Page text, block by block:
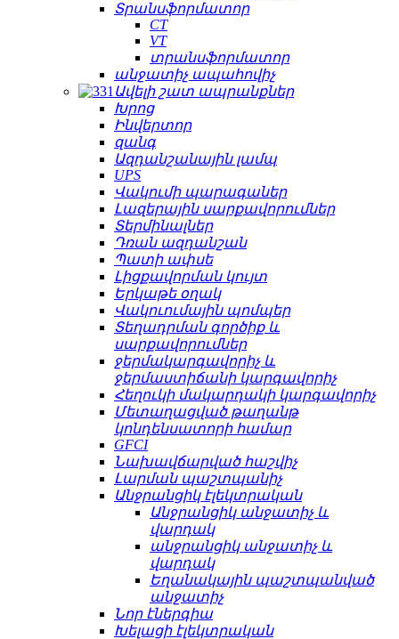
Տրանսֆորմատոր
CT
VT
տրանսֆորմատոր
անջատիչ ապահովիչ
Ավելի շատ ապրանքներ
Խրոց
Ինվերտոր
զանգ
Ազդանշանային լամպ
UPS
Վակումի պարագաներ
Լազերային սարքավորումներ
Տերմինալներ
Դռան ազդանշան
Պատի ափսե
Լիցքավորման կույտ
Երկաթե օղակ
Վակուումային պոմպեր
Տեղադրման գործիք և
սարքավորումներ
ջերմակարգավորիչ և
ջերմաստիճանի կարգավորիչ
Հեղուկի մակարդակի կարգավորիչ
Մետաղացված թաղանթ
կոնդենսատորի համար
GFCI
Նախավճարված հաշվիչ
Լարման պաշտպանիչ
Անջրանցիկ էլեկտրական
Անջրանցիկ անջատիչ և
վարդակ
անջրանցիկ անջատիչ և
վարդակ
Եղանակային պաշտպանված
անջատիչ
Նոր էներգիա
Խելացի էլեկտրական